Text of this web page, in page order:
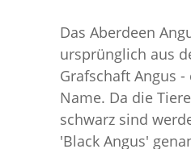
Das Aberdeen
ursprünglich aus
Grafschaft Angus
Name. Da die
schwarz sind
'Black Angus'